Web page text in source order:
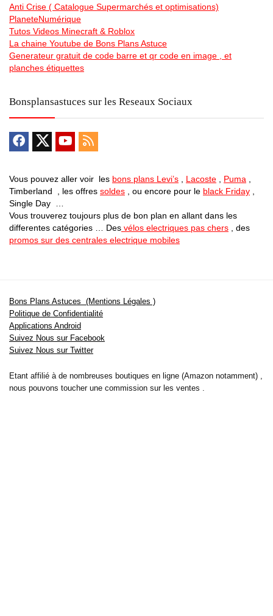
Anti Crise ( Catalogue Supermarchés et optimisations)
PlaneteNumérique
Tutos Videos Minecraft & Roblox
La chaine Youtube de Bons Plans Astuce
Generateur gratuit de code barre et qr code en image , et
planches étiquettes
Bonsplansastuces sur les Reseaux Sociaux
Vous pouvez aller voir les bons plans Levi’s Lacoste Puma
Timberland , les offres soldes , ou encore pour le black Friday
Single Day …
Vous trouverez toujours plus de bon plan en allant dans les
differentes catégories … Des vélos electriques pas chers , des
promos sur des centrales electrique mobiles
Bons Plans Astuces (Mentions Légales )
Politique de Confidentialité
Applications Android
Suivez Nous sur Facebook
Suivez Nous sur Twitter
Etant affilié à de nombreuses boutiques en ligne (Amazon notamment) ,
nous pouvons toucher une commission sur les ventes .